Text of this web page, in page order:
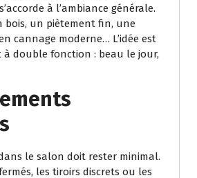
à l’ambiance générale.
bois, un piètement fin, une
cannage moderne… L’idée est
à double fonction : beau le jour,
le salon doit rester minimal.
les tiroirs discrets ou les